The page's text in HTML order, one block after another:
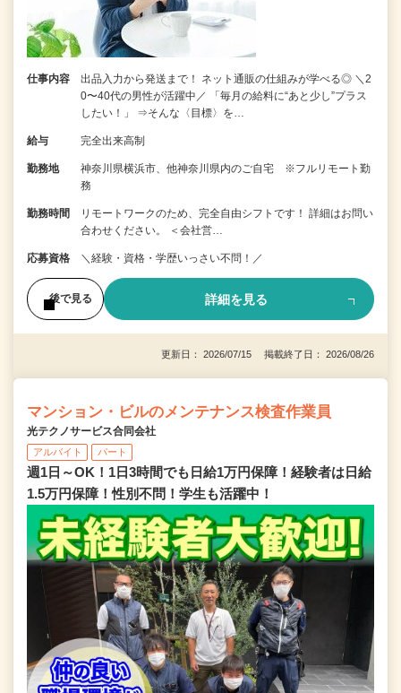
仕事内容
出品入力から発送まで！ ネット通販の仕組みが学べる◎ ＼2
0〜40代の男性が活躍中／ 「毎月の給料に“あと少し”プラス
したい！」 ⇒そんな〈目標〉を…
給与 完全出来高制
勤務地
神奈川県横浜市、他神奈川県内のご自宅 ※フルリモート勤
務
勤務時間
リモートワークのため、完全自由シフトです！ 詳細はお問い
合わせください。 ＜会社営…
応募資格 ＼経験・資格・学歴いっさい不問！／
後で見る 詳細を見る
更新日： 2026/07/15 掲載終了日： 2026/08/26
マンション・ビルのメンテナンス検査作業員
光テクノサービス合同会社
アルバイト パート
週1日～OK！1日3時間でも日給1万円保障！経験者は日給
1.5万円保障！性別不問！学生も活躍中！